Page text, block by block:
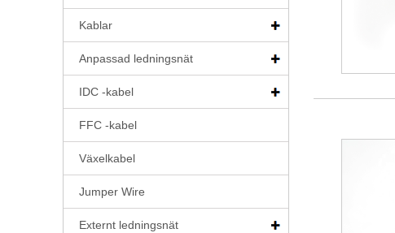
Kablar
Anpassad ledningsnät
IDC -kabel
FFC -kabel
Växelkabel
Jumper Wire
Externt ledningsnät